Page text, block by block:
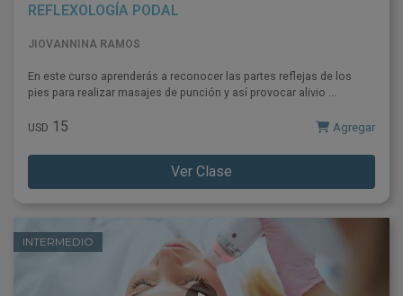
REFLEXOLOGÍA PODAL
JIOVANNINA RAMOS
En este curso aprenderás a reconocer las partes reflejas de los
pies para realizar masajes de punción y así provocar alivio ...
USD 15 Agregar
Ver Clase
INTERMEDIO